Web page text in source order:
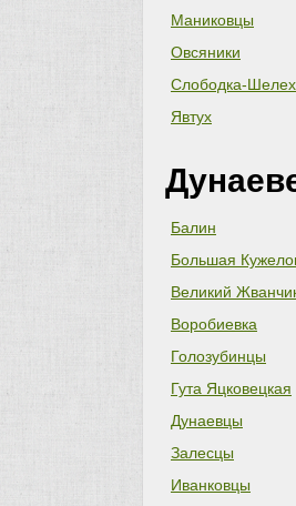
Маниковцы
Овсяники
Слободка-
Явтух
Балин
Большая
Великий
Воробиевка
Голозубинцы
Гута Яцковецкая
Дунаевцы
Залесцы
Иванковцы